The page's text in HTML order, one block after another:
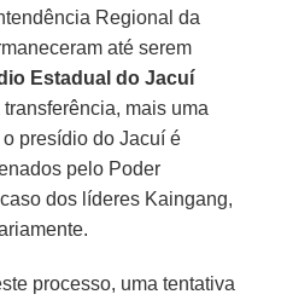
Regional da
até serem
Estadual do Jacuí
mais uma
presídio do Jacuí é
pelo Poder
dos líderes Kaingang,
processo, uma tentativa